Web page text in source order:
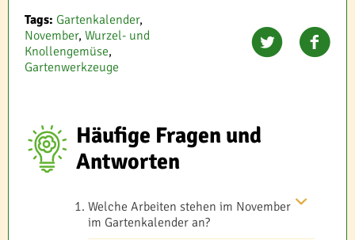
Tags: Gartenkalender,
November, Wurzel- und
Knollengemüse,
Gartenwerkzeuge
Häufige Fragen und
Antworten
Welche Arbeiten stehen im November
im Gartenkalender an?